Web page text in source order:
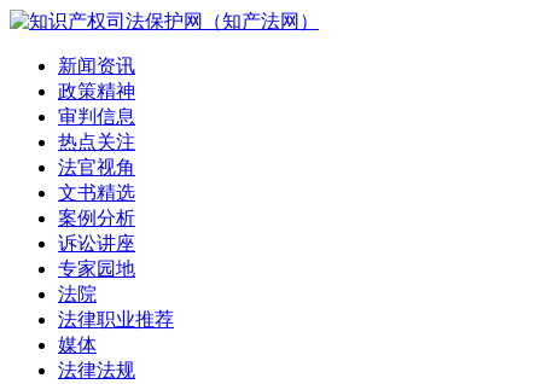
新闻资讯
政策精神
审判信息
热点关注
法官视角
文书精选
案例分析
诉讼讲座
专家园地
法院
法律职业推荐
媒体
法律法规